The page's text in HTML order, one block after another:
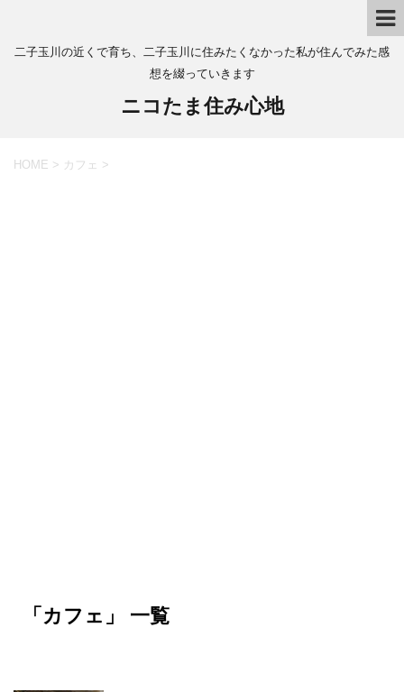
二子玉川の近くで育ち、二子玉川に住みたくなかった私が住んでみた感
想を綴っていきます
ニコたま住み心地
HOME > カフェ >
「カフェ」 一覧